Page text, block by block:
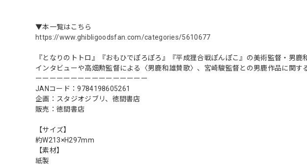
▼本一覧はこちら
https://www.ghibligoodsfan.com/categories/5610677
『となりのトトロ』『おもひでぽろぽろ』『平成狸合戦ぽんぽこ』の美術監督・男
インタビューや高畑勲監督による〈男鹿和雄賛歌〉、宮崎駿監督との男鹿作品に関す
ーーーーーーーーーーーーーーーー
JANコード：9784198605261
企画：スタジオジブリ、徳間書店
販売：徳間書店
【サイズ】
約W213×H297mm
【素材】
紙製